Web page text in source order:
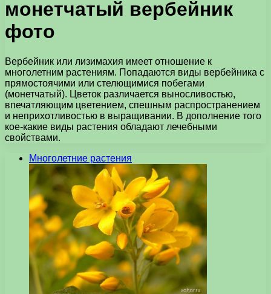
монетчатый вербейник
фото
Вербейник или лизимахия имеет отношение к
многолетним растениям. Попадаются виды вербейника с
прямостоячими или стелющимися побегами
(монетчатый). Цветок различается выносливостью,
впечатляющим цветением, спешным распространением
и неприхотливостью в выращивании. В дополнение того
кое-какие виды растения обладают лечебными
свойствами.
Многолетние растения